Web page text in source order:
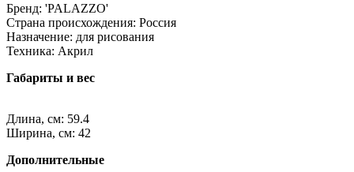
Бренд: 'PALAZZO'
Страна происхождения: Россия
Назначение: для рисования
Техника: Акрил
Габариты и вес
Длина, см: 59.4
Ширина, см: 42
Дополнительные